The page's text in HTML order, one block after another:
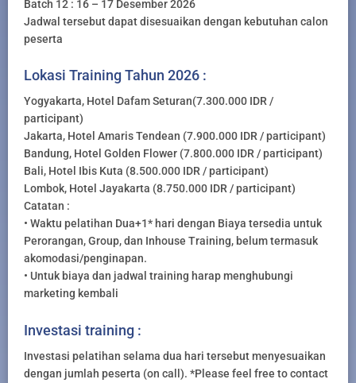
Batch 12 : 16 – 17 Desember 2026
Jadwal tersebut dapat disesuaikan dengan kebutuhan calon
peserta
Lokasi Training Tahun 2026 :
Yogyakarta, Hotel Dafam Seturan(7.300.000 IDR /
participant)
Jakarta, Hotel Amaris Tendean (7.900.000 IDR / participant)
Bandung, Hotel Golden Flower (7.800.000 IDR / participant)
Bali, Hotel Ibis Kuta (8.500.000 IDR / participant)
Lombok, Hotel Jayakarta (8.750.000 IDR / participant)
Catatan :
• Waktu pelatihan Dua+1* hari dengan Biaya tersedia untuk
Perorangan, Group, dan Inhouse Training, belum termasuk
akomodasi/penginapan.
• Untuk biaya dan jadwal training harap menghubungi
marketing kembali
Investasi training :
Investasi pelatihan selama dua hari tersebut menyesuaikan
dengan jumlah peserta (on call). *Please feel free to contact